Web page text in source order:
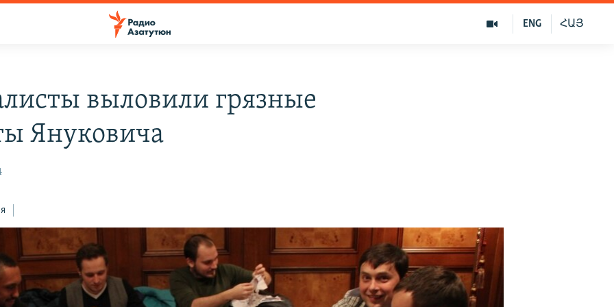
ՀԱՅ
ENG
выловили грязные
Януковича